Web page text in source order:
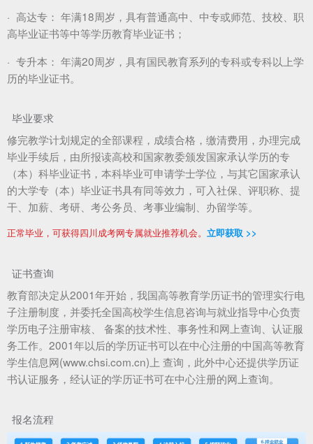
· 高达专： 年满18周岁，具有普通高中、中专或师范、技校、职
高毕业证书等中等学历教育毕业证书；
· 专升本： 年满20周岁，具有国民教育系列的专科或专科以上学
历的毕业证书。
毕业要求
修完教学计划规定的全部课程，成绩合格，缴清费用，办理完成
毕业手续后，由所报读高校和国家教委颁发国家承认学历的专
（本）科毕业证书，本科毕业可申请学士学位，与其它国家承认
的大学专（本）毕业证书具有同等效力，可入社保、评职称、提
干、加薪、考研、考公务员、考事业编制、办留学等。
正常毕业，可获得四川成考网专属就业推荐机会。 立即获取 >>
证书查询
教育部决定从2001年开始，我国高等教育学历证书的管理实行电
子注册制度，并委托全国高校学生信息咨询与就业指导中心负责
学历电子注册审核、 备案的技术性、事务性和网上查询、认证服
务工作。2001年以后的学历证书可以在中心注册的中国高等教育
学生信息网(www.chsi.com.cn)上 查询，此外中心还提供学历证
书认证服务，经认证的学历证书可在中心注册的网上查询。
报名流程